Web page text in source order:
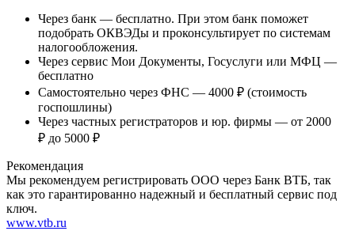
Через банк — бесплатно. При этом банк поможет
подобрать ОКВЭДы и проконсультирует по системам
налогообложения.
Через сервис Мои Документы, Госуслуги или МФЦ —
бесплатно
Самостоятельно через ФНС — 4000 ₽ (стоимость
госпошлины)
Через частных регистраторов и юр. фирмы — от 2000
₽ до 5000 ₽
Рекомендация
Мы рекомендуем регистрировать ООО через Банк ВТБ, так
как это гарантированно надежный и бесплатный сервис под
ключ.
www.vtb.ru